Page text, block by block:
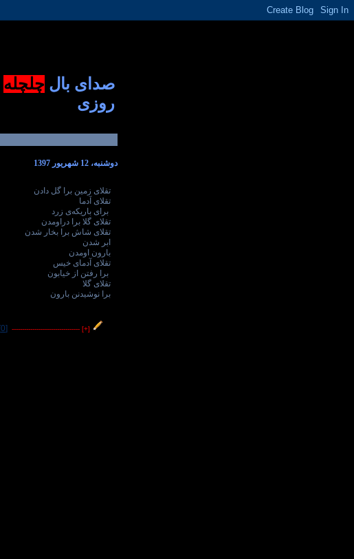
صدای بال چلچله
روزی
دوشنبه، 12 شهریور 1397
تقلای زمین برا گل دادن
تقلای آدما
برای باریکه‌ی زرد
تقلای گلا برا دراومدن
تقلای شاش برا بخار شدن
ابر شدن
بارون اومدن
تقلای آدمای خیس
برا رفتن از خیابون
تقلای گلا
برا نوشیدنن بارون
[+]
---------------------------------
[0]